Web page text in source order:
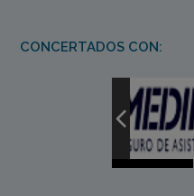
CONCERTADOS CON: